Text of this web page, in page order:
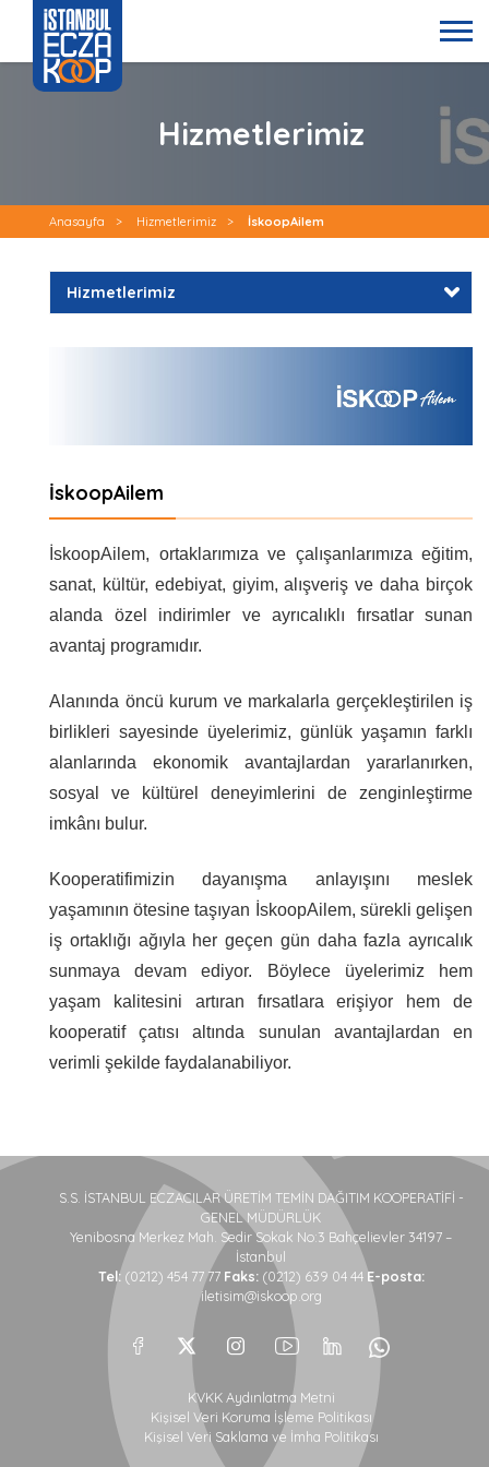
Hizmetlerimiz
Anasayfa > Hizmetlerimiz > İskoopAilem
Hizmetlerimiz
İskoopAilem
İskoopAilem, ortaklarımıza ve çalışanlarımıza eğitim,
sanat, kültür, edebiyat, giyim, alışveriş ve daha birçok
alanda özel indirimler ve ayrıcalıklı fırsatlar sunan
avantaj programıdır.
Alanında öncü kurum ve markalarla gerçekleştirilen iş
birlikleri sayesinde üyelerimiz, günlük yaşamın farklı
alanlarında ekonomik avantajlardan yararlanırken,
sosyal ve kültürel deneyimlerini de zenginleştirme
imkânı bulur.
Kooperatifimizin dayanışma anlayışını meslek
yaşamının ötesine taşıyan İskoopAilem, sürekli gelişen
iş ortaklığı ağıyla her geçen gün daha fazla ayrıcalık
sunmaya devam ediyor. Böylece üyelerimiz hem
yaşam kalitesini artıran fırsatlara erişiyor hem de
kooperatif çatısı altında sunulan avantajlardan en
verimli şekilde faydalanabiliyor.
S.S. İSTANBUL ECZACILAR ÜRETİM TEMİN DAĞITIM KOOPERATİFİ -
GENEL MÜDÜRLÜK
Yenibosna Merkez Mah. Sedir Sokak No:3 Bahçelievler 34197 –
İstanbul
Tel:(0212) 454 77 77 Faks:(0212) 639 04 44 E-posta:
iletisim@iskoop.org
KVKK Aydınlatma Metni
Kişisel Veri Koruma İşleme Politikası
Kişisel Veri Saklama ve İmha Politikası